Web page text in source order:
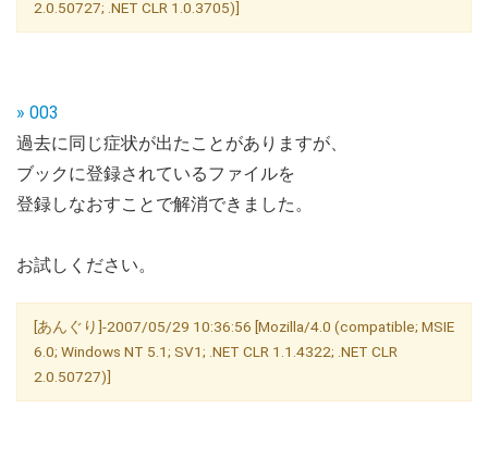
2.0.50727; .NET CLR 1.0.3705)]
» 003
過去に同じ症状が出たことがありますが、
ブックに登録されているファイルを
登録しなおすことで解消できました。
お試しください。
[あんぐり]-2007/05/29 10:36:56 [Mozilla/4.0 (compatible; MSIE
6.0; Windows NT 5.1; SV1; .NET CLR 1.1.4322; .NET CLR
2.0.50727)]